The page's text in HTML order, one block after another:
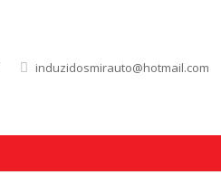
induzidosmirauto@hotmail.com